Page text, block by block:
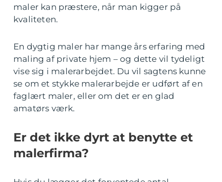
maler kan præstere, når man kigger på
kvaliteten.
En dygtig maler har mange års erfaring med
maling af private hjem – og dette vil tydeligt
vise sig i malerarbejdet. Du vil sagtens kunne
se om et stykke malerarbejde er udført af en
faglært maler, eller om det er en glad
amatørs værk.
Er det ikke dyrt at benytte et
malerfirma?